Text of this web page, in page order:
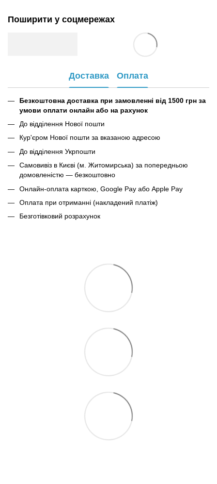
Поширити у соцмережах
Доставка Оплата
Безкоштовна доставка при замовленні від 1500 грн за
умови оплати онлайн або на рахунок
До відділення Нової пошти
Кур'єром Нової пошти за вказаною адресою
До відділення Укрпошти
Самовивіз в Києві (м. Житомирська) за попередньою
домовленістю — безкоштовно
Онлайн-оплата карткою, Google Pay або Apple Pay
Оплата при отриманні (накладений платіж)
Безготівковий розрахунок